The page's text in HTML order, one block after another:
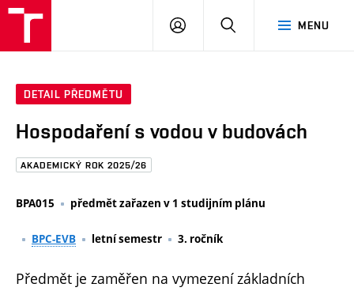
Brno
MENU
PŘIHLÁSIT
DETAIL PŘEDMĚTU
Hospodaření s vodou v budovách
AKADEMICKÝ ROK 2025/26
BPA015 předmět zařazen v 1 studijním plánu
BPC-EVB letní semestr 3. ročník
Předmět je zaměřen na vymezení základních